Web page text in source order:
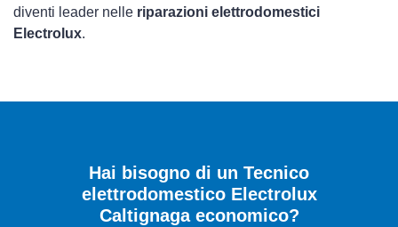
diventi leader nelle riparazioni elettrodomestici
Electrolux.
Hai bisogno di un Tecnico
elettrodomestico Electrolux
Caltignaga economico?